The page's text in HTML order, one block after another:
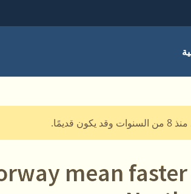
قديمًا.
mean